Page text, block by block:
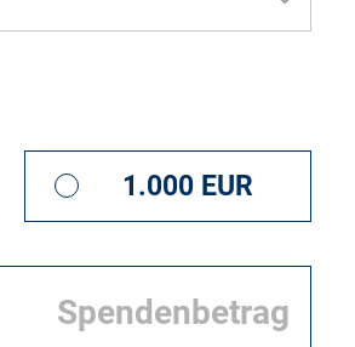
1.000 EUR